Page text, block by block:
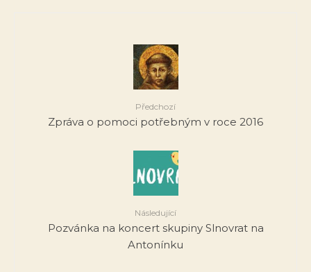
Předchozí
Zpráva o pomoci potřebným v roce 2016
Následující
Pozvánka na koncert skupiny Slnovrat na
Antonínku